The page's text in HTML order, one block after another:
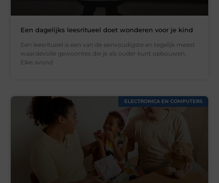
Een dagelijks leesritueel doet wonderen voor je kind
Een leesritueel is een van de eenvoudigste en tegelijk meest
waardevolle gewoontes die je als ouder kunt opbouwen.
Elke avond
ELECTRONICA EN COMPUTERS